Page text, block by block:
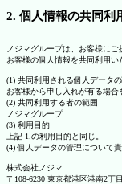
2. 個人情報の共同利
ノジマグループは、お客様に
お客様の個人情報を共同利用い
(1) 共同利用される個人データ
お客様から申し入れが有る場合
(2) 共同利用する者の範囲
ノジマグループ
(3) 利用目的
上記 1.の利用目的と同じ。
(4) 個人データの管理について
株式会社ノジマ
〒108-6230 東京都港区港南2丁